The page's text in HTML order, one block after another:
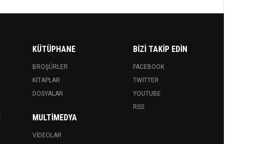
KÜTÜPHANE
BROŞÜRLER
KITAPLAR
DOSYALAR
MULTIMEDYA
VIDEOLAR
BIZI TAKIP EDIN
FACEBOOK
TWITTER
YOUTUBE
RSS